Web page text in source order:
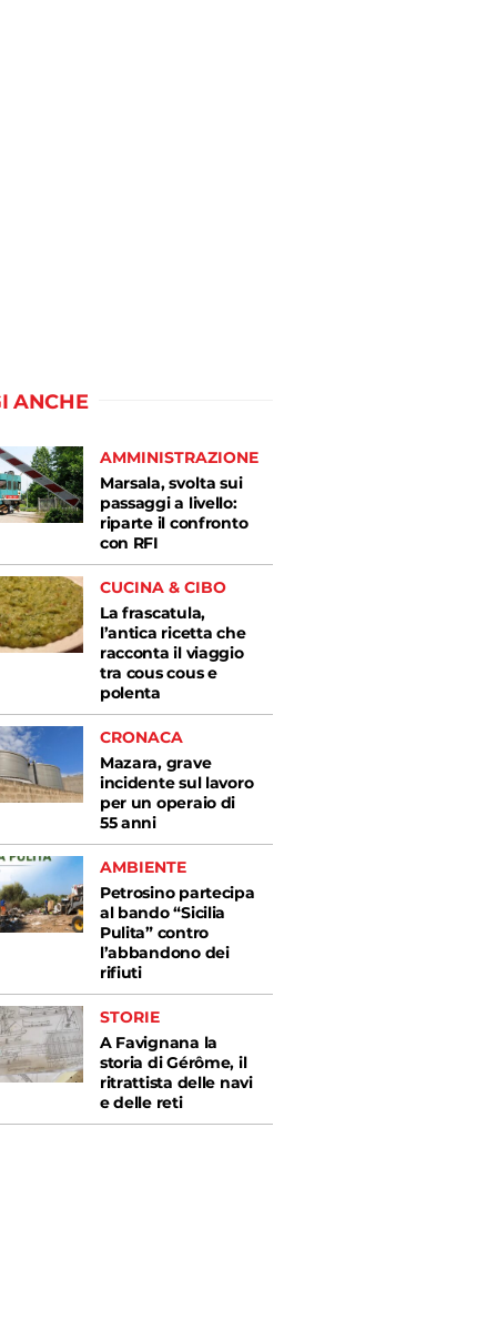
ANCHE
AMMINISTRAZIONE
Marsala, svolta sui
passaggi a livello:
riparte il confronto
con RFI
CUCINA & CIBO
La frascatula,
l’antica ricetta che
racconta il viaggio
tra cous cous e
polenta
CRONACA
Mazara, grave
incidente sul lavoro
per un operaio di
55 anni
AMBIENTE
Petrosino partecipa
al bando “Sicilia
Pulita” contro
l’abbandono dei
rifiuti
STORIE
A Favignana la
storia di Gérôme, il
ritrattista delle navi
e delle reti